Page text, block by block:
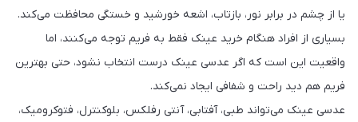
یا از چشم در برابر نور، بازتاب، اشعه خورشید و خستگی محافظت می‌کند.
بسیاری از افراد هنگام خرید عینک فقط به فریم توجه می‌کنند، اما
واقعیت این است که اگر عدسی عینک درست انتخاب نشود، حتی بهترین
فریم هم دید راحت و شفافی ایجاد نمی‌کند.
عدسی عینک می‌تواند طبی، آفتابی، آنتی رفلکس، بلوکنترل، فتوکرومیک،